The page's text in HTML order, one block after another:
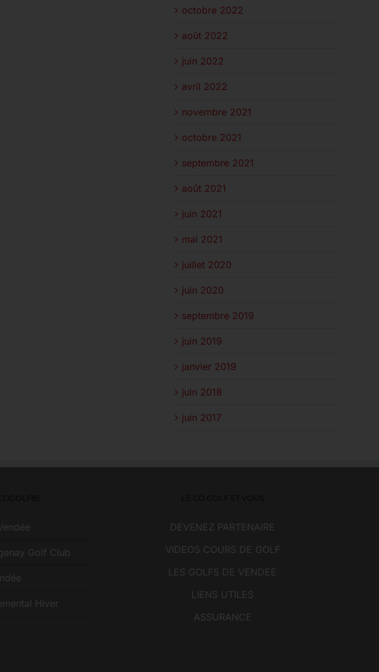
octobre 2022
août 2022
juin 2022
avril 2022
novembre 2021
octobre 2021
septembre 2021
août 2021
juin 2021
mai 2021
juillet 2020
juin 2020
septembre 2019
juin 2019
janvier 2019
juin 2018
juin 2017
Golf Club
Hiver
DEVENEZ PARTENAIRE
VIDEOS COURS DE GOLF
LES GOLFS DE VENDEE
LIENS UTILES
ASSURANCE